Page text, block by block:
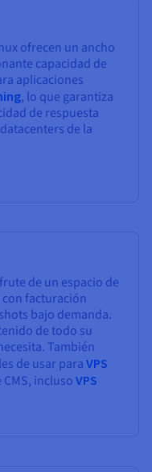
ofrecen un ancho
capacidad de
aplicaciones
, lo que garantiza
de respuesta
de la
de un espacio de
facturación
bajo demanda.
de todo su
También
de usar para VPS
inclusoVPS